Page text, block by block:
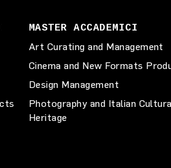
MASTER ACCADEMICI
Art Curating and Management
Cinema and New Formats
Design Management
Photography and Italian
Heritage